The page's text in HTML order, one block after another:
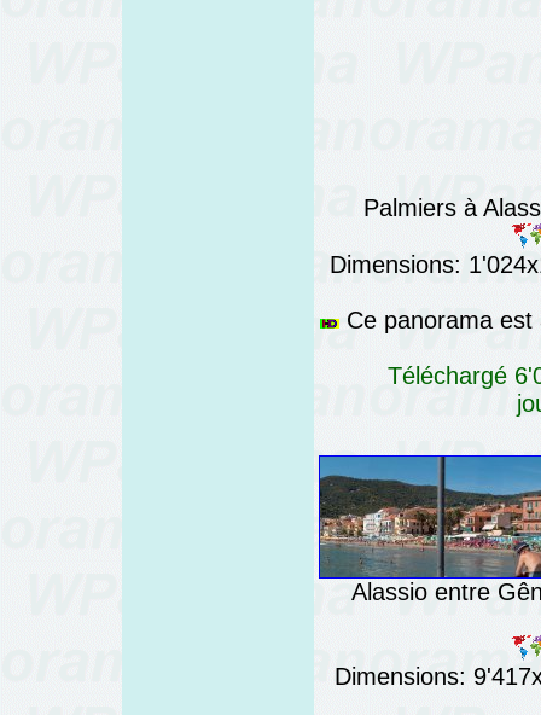
Palmiers à
Dimensions:
Ce panorama est
Téléchargé
Alassio entre
Dimensions: